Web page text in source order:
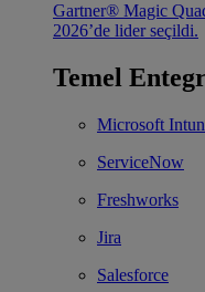
Gartner® Magic
2026’de lider seçildi.
Temel
Microsoft
ServiceNow
Freshworks
Jira
Salesforce